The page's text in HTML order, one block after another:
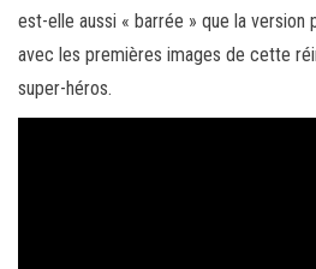
est-elle aussi « barrée » que la version
avec les premières images de cette
super-héros.